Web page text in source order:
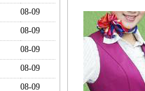
08-09
08-09
08-09
08-09
08-09